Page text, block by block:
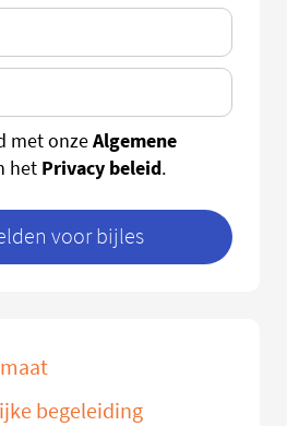
met onzeAlgemene
het Privacy beleid.
voor bijles
begeleiding